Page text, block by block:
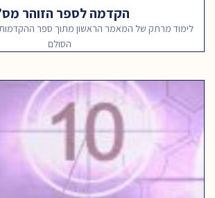
הקדמה לספר הזוהר
לימוד מרתק של המאמר הראשון מתוך ספר
הסולם